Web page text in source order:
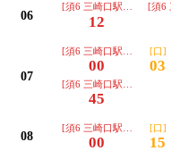
06
[須6 三崎口駅経由 三崎
12
[須6
07
[須6 三崎口駅経由 三崎
00
[口]
03
[須6 三崎口駅経由 三崎
45
08
[須6 三崎口駅経由 三崎
00
[口]
15